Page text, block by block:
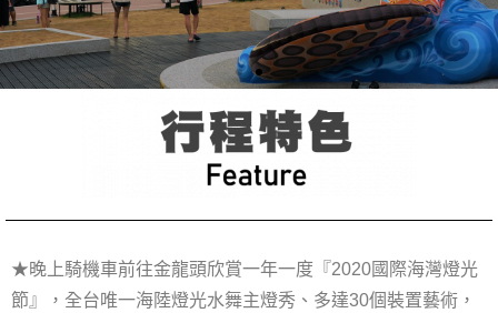
★晚上騎機車前往金龍頭欣賞一年一度『2020國際海灣燈光
節』，全台唯一海陸燈光水舞主燈秀、多達30個裝置藝術，